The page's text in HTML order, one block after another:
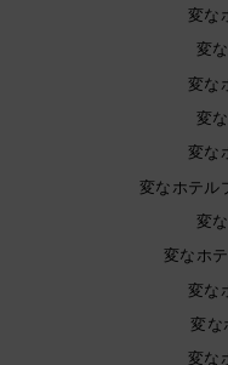
変な
変
変な
変
変な
変なホテル
変
変なホ
変な
変
変な